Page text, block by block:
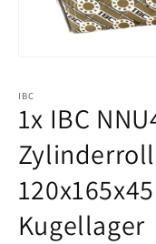
IBC
1x IBC
Kugellager